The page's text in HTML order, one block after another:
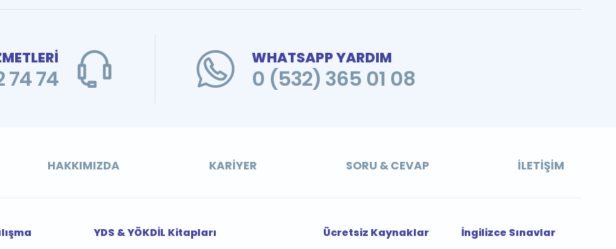
74
WHATSAPP YARDIM
0 (532) 365 01 08
HAKKIMIZDA KARIYER SORU & CEVAP İLETIŞIM
YDS & YÖKDİL Kitapları
Ücretsiz Kaynaklar
İngilizce Sınavlar